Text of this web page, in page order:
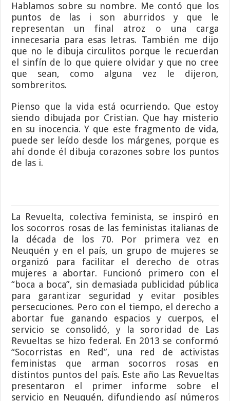
Hablamos sobre su nombre. Me contó que los
puntos de las i son aburridos y que le
representan un final atroz o una carga
innecesaria para esas letras. También me dijo
que no le dibuja circulitos porque le recuerdan
el sinfín de lo que quiere olvidar y que no cree
que sean, como alguna vez le dijeron,
sombreritos.
Pienso que la vida está ocurriendo. Que estoy
siendo dibujada por Cristian. Que hay misterio
en su inocencia. Y que este fragmento de vida,
puede ser leído desde los márgenes, porque es
ahí donde él dibuja corazones sobre los puntos
de las i.
La Revuelta, colectiva feminista, se inspiró en
los socorros rosas de las feministas italianas de
la década de los 70. Por primera vez en
Neuquén y en el país, un grupo de mujeres se
organizó para facilitar el derecho de otras
mujeres a abortar. Funcionó primero con el
“boca a boca”, sin demasiada publicidad pública
para garantizar seguridad y evitar posibles
persecuciones. Pero con el tiempo, el derecho a
abortar fue ganando espacios y cuerpos, el
servicio se consolidó, y la sororidad de Las
Revueltas se hizo federal. En 2013 se conformó
“Socorristas en Red”, una red de activistas
feministas que arman socorros rosas en
distintos puntos del país. Este año Las Revueltas
presentaron el primer informe sobre el
servicio en Neuquén, difundiendo así números